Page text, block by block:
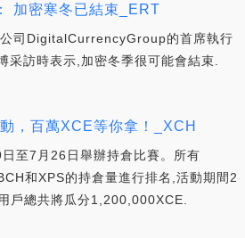
加密寒冬已結束_ERT
司DigitalCurrencyGroup的首席執行
訪時表示,加密冬季很可能會結束.
，百萬XCE等你拿！_XCH
至7月26日舉辦持倉比賽。所有
和XPS的持倉量進行排名,活動期間2
戶總共將瓜分1,200,000XCE.